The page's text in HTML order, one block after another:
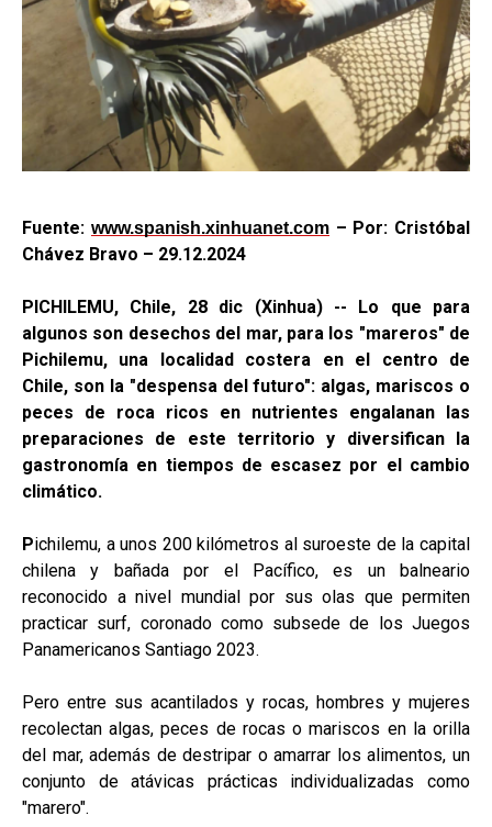
Fuente: www.spanish.xinhuanet.com– Por: Cristóbal
Chávez Bravo – 29.12.2024
PICHILEMU, Chile, 28 dic (Xinhua) -- Lo que para
algunos son desechos del mar, para los "mareros" de
Pichilemu, una localidad costera en el centro de
Chile, son la "despensa del futuro": algas, mariscos o
peces de roca ricos en nutrientes engalanan las
preparaciones de este territorio y diversifican la
gastronomía en tiempos de escasez por el cambio
climático.
Pichilemu, a unos 200 kilómetros al suroeste de la capital
chilena y bañada por el Pacífico, es un balneario
reconocido a nivel mundial por sus olas que permiten
practicar surf, coronado como subsede de los Juegos
Panamericanos Santiago 2023.
Pero entre sus acantilados y rocas, hombres y mujeres
recolectan algas, peces de rocas o mariscos en la orilla
del mar, además de destripar o amarrar los alimentos, un
conjunto de atávicas prácticas individualizadas como
"marero".